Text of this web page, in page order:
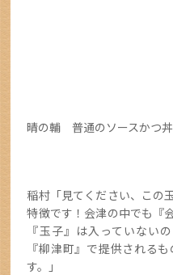
晴の輔 普通のソースかつ
稲村「見てください、この
特徴です！会津の中でも『
『玉子』は入っていない
『柳津町』で提供される
す。」